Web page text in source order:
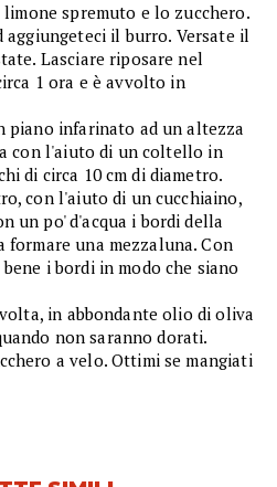
spremuto e lo zucchero.
il burro. Versate il
Lasciare riposare nel
1 ora e è avvolto in
piano infarinato ad un altezza
con l'aiuto di un coltello in
di circa 10 cm di diametro.
con l'aiuto di un cucchiaino,
un po' d'acqua i bordi della
una mezzaluna. Con
i bordi in modo che siano
in abbondante olio di oliva
non saranno dorati.
a velo. Ottimi se mangiati